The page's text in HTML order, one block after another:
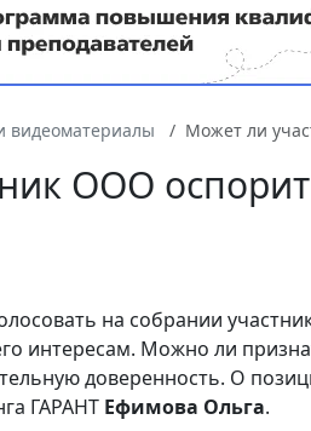
видеоматериалы Может ли
ООО
на собрании
интересам. Можно ли
доверенность. О
ГАРАНТ Ефимова Ольга.